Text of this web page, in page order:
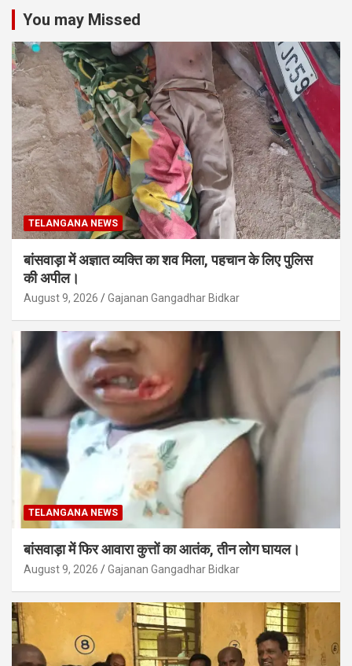
You may Missed
TELANGANA NEWS
बांसवाड़ा में अज्ञात व्यक्ति का शव मिला, पहचान के लिए पुलिस
की अपील।
August 9, 2026 Gajanan Gangadhar Bidkar
TELANGANA NEWS
बांसवाड़ा में फिर आवारा कुत्तों का आतंक, तीन लोग घायल।
August 9, 2026 Gajanan Gangadhar Bidkar